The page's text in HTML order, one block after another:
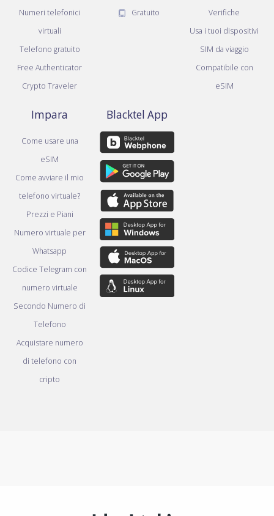
Numeri telefonici
virtuali
Telefono gratuito
Free Authenticator
Crypto Traveler
Gratuito
Verifiche
Usa i tuoi dispositivi
SIM da viaggio
Compatibile con
eSIM
Impara
Come usare una
eSIM
Come avviare il mio
telefono virtuale?
Prezzi e Piani
Numero virtuale per
Whatsapp
Codice Telegram con
numero virtuale
Secondo Numero di
Telefono
Acquistare numero
di telefono con
cripto
Blacktel App